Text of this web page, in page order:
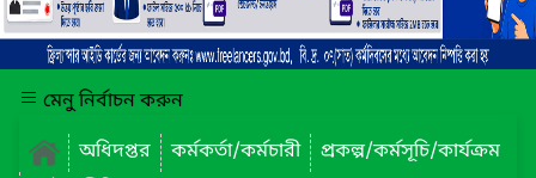
মেনু নির্বাচন করুন
অধিদপ্তর
কর্মকর্তা/কর্মচারী
প্রকল্প/কর্মসূচি/কার্যক্রম